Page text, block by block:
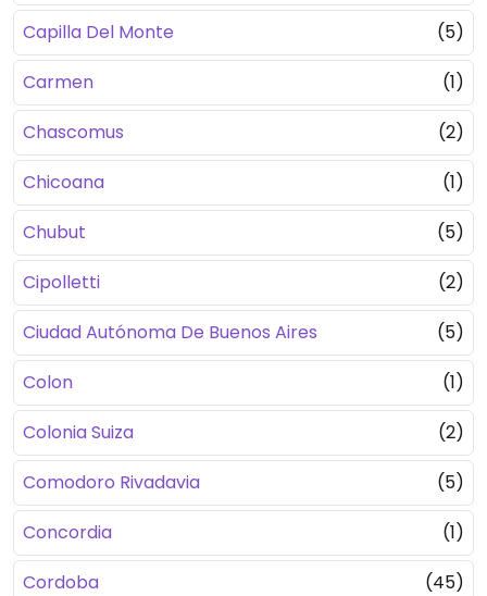
Capilla Del Monte
(5)
Carmen
(1)
Chascomus
(2)
Chicoana
(1)
Chubut
(5)
Cipolletti
(2)
Ciudad Autónoma De Buenos Aires
(5)
Colon
(1)
Colonia Suiza
(2)
Comodoro Rivadavia
(5)
Concordia
(1)
Cordoba
(45)